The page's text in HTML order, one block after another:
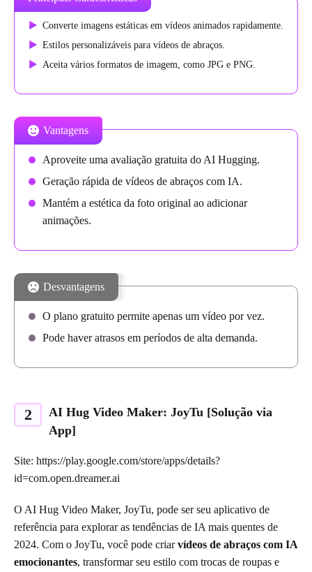
Converte imagens estáticas em vídeos animados rapidamente.
Estilos personalizáveis para vídeos de abraços.
Aceita vários formatos de imagem, como JPG e PNG.
Vantagens
Aproveite uma avaliação gratuita do AI Hugging.
Geração rápida de vídeos de abraços com IA.
Mantém a estética da foto original ao adicionar
animações.
Desvantagens
O plano gratuito permite apenas um vídeo por vez.
Pode haver atrasos em períodos de alta demanda.
2
AI Hug Video Maker: JoyTu [Solução via
App]
Site: https://play.google.com/store/apps/details?
id=com.open.dreamer.ai
O AI Hug Video Maker, JoyTu, pode ser seu aplicativo de
referência para explorar as tendências de IA mais quentes de
2024. Com o JoyTu, você pode criarvídeos de abraços com IA
emocionantes, transformar seu estilo com trocas de roupas e